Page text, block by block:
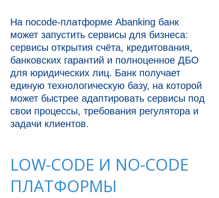
На nocode-платформе Abanking банк
может запустить сервисы для бизнеса:
сервисы открытия счёта, кредитования,
банковских гарантий и полноценное ДБО
для юридических лиц. Банк получает
единую технологическую базу, на которой
может быстрее адаптировать сервисы под
свои процессы, требования регулятора и
задачи клиентов.
LOW-CODE И NO-CODE
ПЛАТФОРМЫ